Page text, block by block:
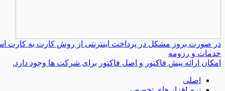
در صورت بروز مشکل در پرداخت اینترنتی از روش کارت به کارت
خدمات و رزومه
امکان ارائه پیش فاکتور و اصل فاکتور برای شرکت ها وجود دارد.
اصلی